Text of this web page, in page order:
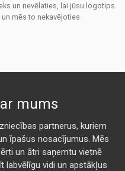
un nevēlaties, lai jūsu logotips
mēs to nekavējoties
mums
partnerus, kuriem
īpašus nosacījumus. Mēs
un ātri saņemtu vietnē
labvēlīgu vidi un apstākļus